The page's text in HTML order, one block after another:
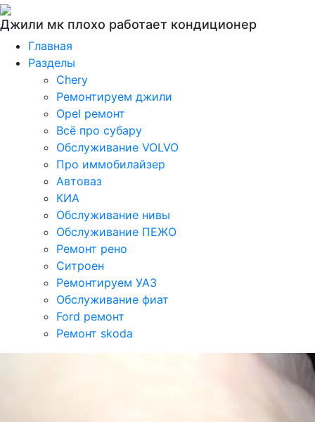
Джили мк плохо работает кондиционер
Главная
Разделы
Chery
Ремонтируем джили
Opel ремонт
Всё про субару
Обслуживание VOLVO
Про иммобилайзер
Автоваз
КИА
Обслуживание нивы
Обслуживание ПЕЖО
Ремонт рено
Ситроен
Ремонтируем УАЗ
Обслуживание фиат
Ford ремонт
Ремонт skoda